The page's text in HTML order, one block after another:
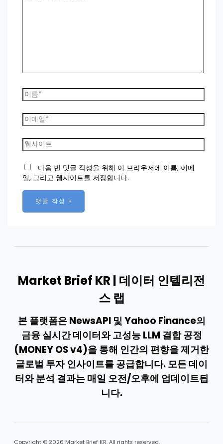
이
름
*
이
메
일
*
웹
사
이
트
다음 번 댓글 작성을 위해 이 브라우저에 이름, 이메
일, 그리고 웹사이트를 저장합니다.
Market Brief KR | 데이터 인텔리전
스 랩
본 플랫폼은 NewsAPI 및 Yahoo Finance의
금융 실시간 데이터와 고성능 LLM 결합 공정
(MONEY OS v4)을 통해 인간의 편향을 제거한
글로벌 투자 인사이트를 공급합니다. 모든 데이
터와 분석 결과는 매일 오전/오후에 업데이트됩
니다.
Copyright © 2026 Market Brief KR. All rights reserved.